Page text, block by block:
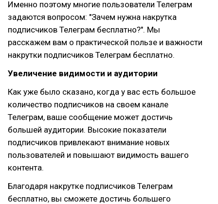
Именно поэтому многие пользователи Телеграм
задаются вопросом: "Зачем нужна накрутка
подписчиков Телеграм бесплатно?". Мы
расскажем вам о практической пользе и важности
накрутки подписчиков Телеграм бесплатно.
Увеличение видимости и аудитории
Как уже было сказано, когда у вас есть большое
количество подписчиков на своем канале
Телеграм, ваше сообщение может достичь
большей аудитории. Высокие показатели
подписчиков привлекают внимание новых
пользователей и повышают видимость вашего
контента.
Благодаря накрутке подписчиков Телеграм
бесплатно, вы сможете достичь большего